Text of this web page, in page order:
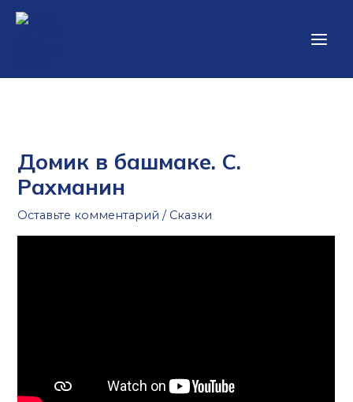
Перейти
Menu
Домик в башмаке. С.
Рахманин
Оставьте комментарий / Сказки